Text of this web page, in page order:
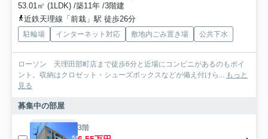
53.01㎡ (1LDK) /築11年 /3階建
近鉄天理線「前栽」駅 徒歩26分
駐輪場 インターネット対応 敷地内ごみ置き場 公共下水
ローソン 天理田部町店まで徒歩6分と近場にコンビニがあるのもポイ
ント。収納はクロゼット・シューズボックスなどが備え付けら... もっと
見る
募集中の部屋
3階